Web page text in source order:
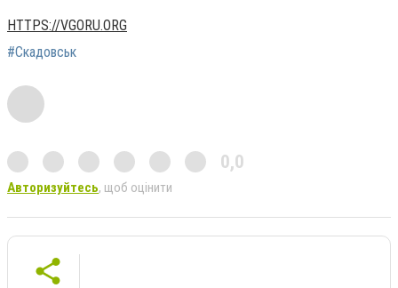
HTTPS://VGORU.ORG
#Скадовськ
0,0
Авторизуйтесь, щоб оцінити